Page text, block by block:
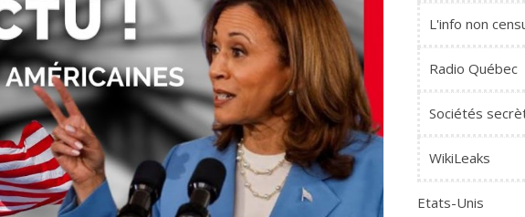
L'info non
Radio Québec
Sociétés
WikiLeaks
Etats-Unis